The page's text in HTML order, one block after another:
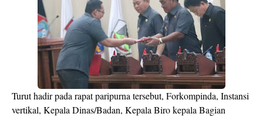
Turut hadir pada rapat paripurna tersebut, Forkompinda, Instansi
vertikal, Kepala Dinas/Badan, Kepala Biro kepala Bagian